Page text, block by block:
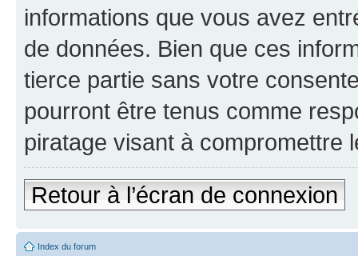
informations que vous avez
de données. Bien que ces
tierce partie sans votre
pourront être tenus comme
piratage visant à compromettre
Retour à l’écran de connexion
Index du forum